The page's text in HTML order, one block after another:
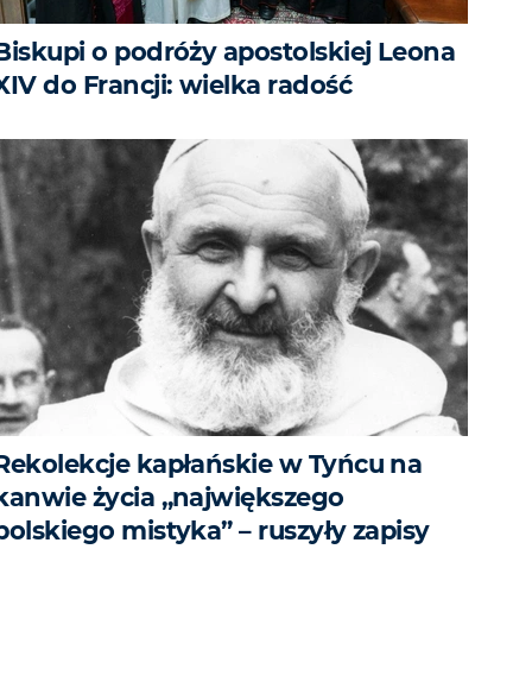
o podróży apostolskiej Leona
do Francji: wielka radość
kapłańskie w Tyńcu na
życia „największego
mistyka” – ruszyły zapisy